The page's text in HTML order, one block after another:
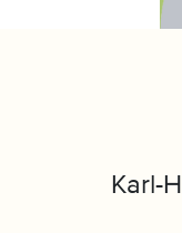
Karl-